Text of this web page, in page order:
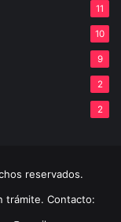
11
10
9
2
2
reservados.
trámite. Contacto: